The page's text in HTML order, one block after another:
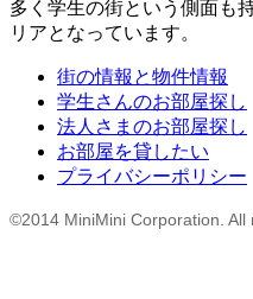
多く学生の街という側面も
リアとなっています。
街の情報と物件情報
学生さんのお部屋探し
法人さまのお部屋探し
お部屋を貸したい
プライバシーポリシー
©2014 MiniMini Corporation. All